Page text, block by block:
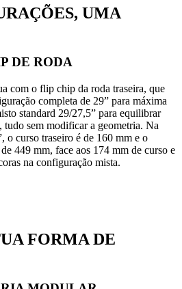
UMA
DE RODA
com o flip chip da roda traseira, que
completa de 29” para máxima
standard 29/27,5” para equilibrar
tudo sem modificar a geometria. Na
o curso traseiro é de 160 mm e o
449 mm, face aos 174 mm de curso e
na configuração mista.
FORMA DE